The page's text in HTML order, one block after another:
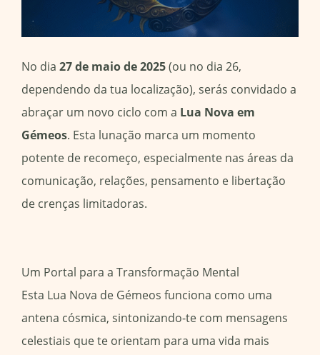
No dia 27 de maio de 2025(ou no dia 26,
dependendo da tua localização), serás convidado a
abraçar um novo ciclo com a Lua Nova em
Gémeos. Esta lunação marca um momento
potente de recomeço, especialmente nas áreas da
comunicação, relações, pensamento e libertação
de crenças limitadoras.
Um Portal para a Transformação Mental
Esta Lua Nova de Gémeos funciona como uma
antena cósmica, sintonizando-te com mensagens
celestiais que te orientam para uma vida mais